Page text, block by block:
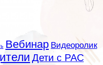
Вебинар Видеоролик
Дети с РАС